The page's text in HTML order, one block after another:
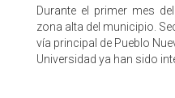
Durante el primer mes
zona alta del municipio.
vía principal de Pueblo
Universidad ya han sido